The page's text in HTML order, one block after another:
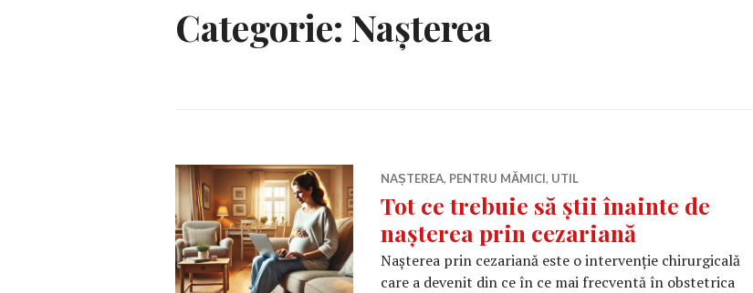
Categorie: Nașterea
NAȘTEREA, PENTRU MĂMICI, UTIL
Tot ce trebuie să știi înainte de
nașterea prin cezariană
Nașterea prin cezariană este o intervenție chirurgicală
care a devenit din ce în ce mai frecventă în obstetrica